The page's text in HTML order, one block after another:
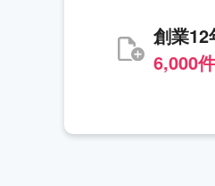
創業12
6,000